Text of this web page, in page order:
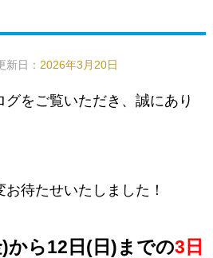
新日： 2026年3月20日
をご覧いただき、誠にあり
待たせいたしました！
)から12 日(日)までの3 日